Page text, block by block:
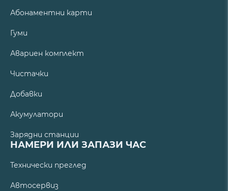
Абонаментни карти
Гуми
Авариен комплект
Чистачки
Добавки
Акумулатори
Зарядни станции
НАМЕРИ ИЛИ ЗАПАЗИ ЧАС
Технически преглед
Автосервиз